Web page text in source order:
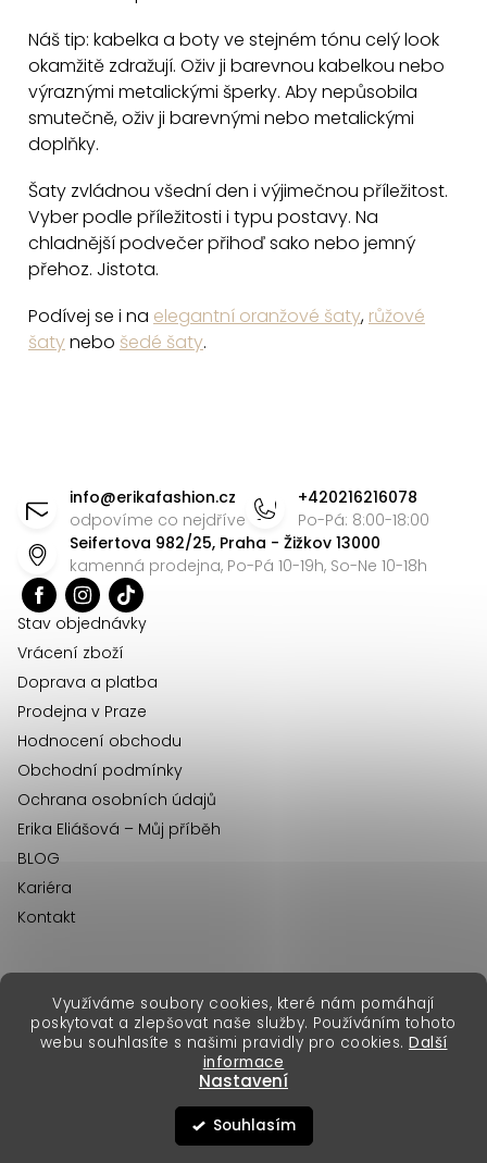
Využíváme soubory cookies, které nám pomáhají
poskytovat a zlepšovat naše služby. Používáním tohoto
webu souhlasíte s našimi pravidly pro cookies. Další
informace
Nastavení
Souhlasím
y
v
ý
p
s
u
Náš tip: kabelka a boty ve stejném tónu celý look
okamžitě zdražují. Oživ ji barevnou kabelkou nebo
výraznými metalickými šperky. Aby nepůsobila
smutečně, oživ ji barevnými nebo metalickými
doplňky.
Šaty zvládnou všední den i výjimečnou příležitost.
Vyber podle příležitosti i typu postavy. Na
chladnější podvečer přihoď sako nebo jemný
přehoz. Jistota.
Podívej se i na elegantní oranžové šaty, růžové
šatynebo šedé šaty.
info@erikafashion.cz
odpovíme co nejdříve
+420216216078
Po-Pá: 8:00-18:00
Seifertova 982/25, Praha - Žižkov 13000
kamenná prodejna, Po-Pá 10-19h, So-Ne 10-18h
Stav objednávky
Vrácení zboží
Doprava a platba
Prodejna v Praze
Hodnocení obchodu
Obchodní podmínky
Ochrana osobních údajů
Erika Eliášová – Můj příběh
BLOG
Kariéra
Kontakt
Vytvořil Shoptet Premium
Copyright 2026Erika Fashion. Všechna práva vyhrazena.
erikafashion.sk